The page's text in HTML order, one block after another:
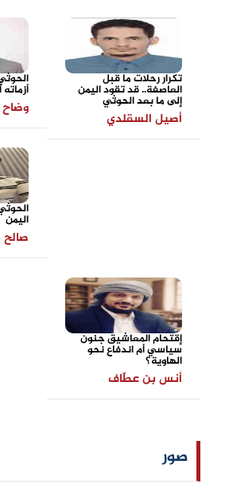
تكرار رحلات ما قبل
العاصفة.. قد تقود اليمن
إلى ما بعد الحوثي
أصيل السقلدي
اليمن
صالح
إقتحام المعاشيق جنون
سياسي أم اندفاع نحو
الهاوية؟
أنس بن عطّاف
صور